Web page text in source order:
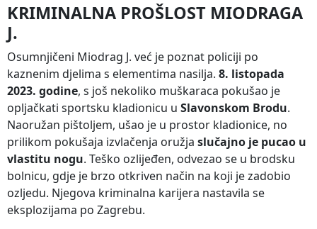
KRIMINALNA PROŠLOST MIODRAGA
J.
Osumnjičeni Miodrag J. već je poznat policiji po
kaznenim djelima s elementima nasilja. 8. listopada
2023. godine, s još nekoliko muškaraca pokušao je
opljačkati sportsku kladionicu u Slavonskom Brodu.
Naoružan pištoljem, ušao je u prostor kladionice, no
prilikom pokušaja izvlačenja oružja slučajno je pucao u
vlastitu nogu. Teško ozlijeđen, odvezao se u brodsku
bolnicu, gdje je brzo otkriven način na koji je zadobio
ozljedu. Njegova kriminalna karijera nastavila se
eksplozijama po Zagrebu.